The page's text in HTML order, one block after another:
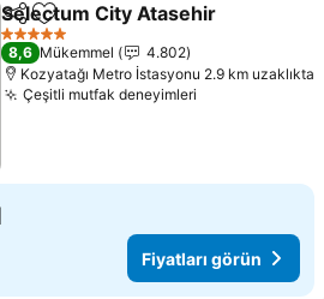
PaylaşFavorilerime ekle
Selectum City Atasehir
5 Yıldız
8,6 Mükemmel
4.802
Kozyatağı Metro İstasyonu 2.9 km uzaklıkta
Çeşitli mutfak deneyimleri
Fiyatları görün